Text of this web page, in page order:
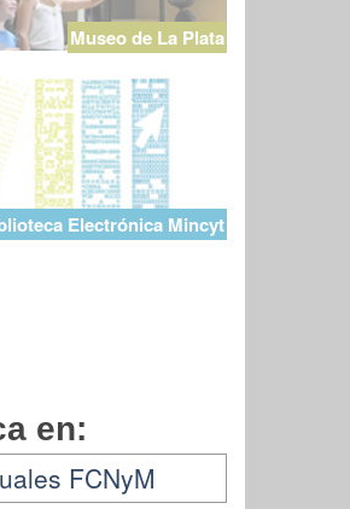
Museo de La Plata
Electrónica Mincyt
en:
FCNyM